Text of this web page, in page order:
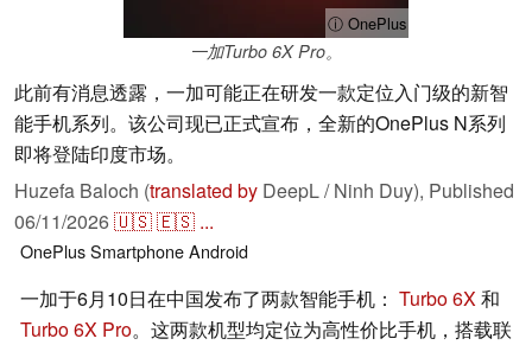
ⓘ OnePlus
一加Turbo 6X Pro。
此前有消息透露，一加可能正在研发一款定位入门级的新智
能手机系列。该公司现已正式宣布，全新的OnePlus N系列
即将登陆印度市场。
Huzefa Baloch (translated by DeepL / Ninh Duy), Published
06/11/2026🇺🇸🇪🇸 ...
OnePlusSmartphoneAndroid
一加于6月10日在中国发布了两款智能手机： Turbo 6X和
Turbo 6X Pro。这两款机型均定位为高性价比手机，搭载联